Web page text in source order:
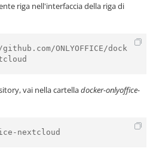
riga nell'interfaccia della riga di
ONLYOFFICE/dock
vai nella cartelladocker-onlyoffice-
nextcloud